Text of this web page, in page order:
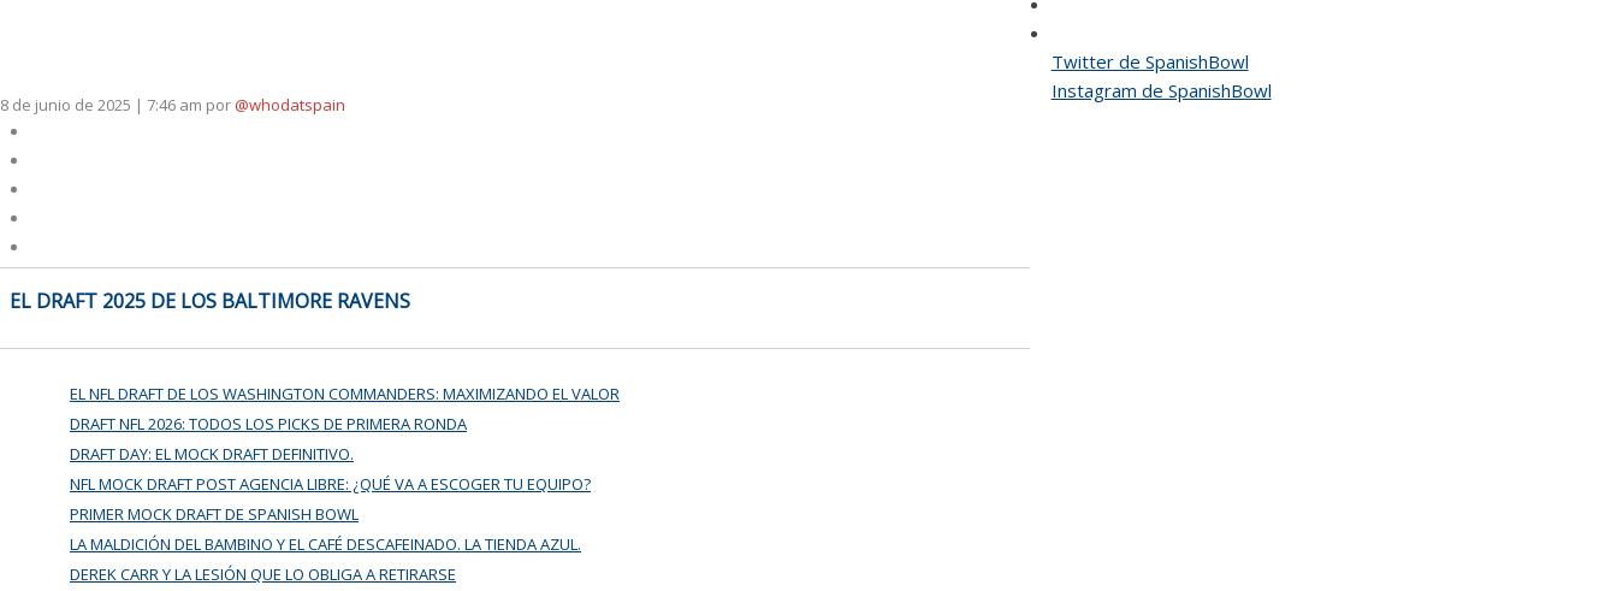
8 de junio de 2025 | 7:46 am por @whodatspain
NAVEGACIÓN
DE
ENTRADAS
EL DRAFT 2025 DE LOS BALTIMORE RAVENS
EL NFL DRAFT DE LOS WASHINGTON COMMANDERS: MAXIMIZANDO EL VALOR
DRAFT NFL 2026: TODOS LOS PICKS DE PRIMERA RONDA
DRAFT DAY: EL MOCK DRAFT DEFINITIVO.
NFL MOCK DRAFT POST AGENCIA LIBRE: ¿QUÉ VA A ESCOGER TU EQUIPO?
PRIMER MOCK DRAFT DE SPANISH BOWL
LA MALDICIÓN DEL BAMBINO Y EL CAFÉ DESCAFEINADO. LA TIENDA AZUL.
DEREK CARR Y LA LESIÓN QUE LO OBLIGA A RETIRARSE
Twitter de SpanishBowl
Instagram de SpanishBowl